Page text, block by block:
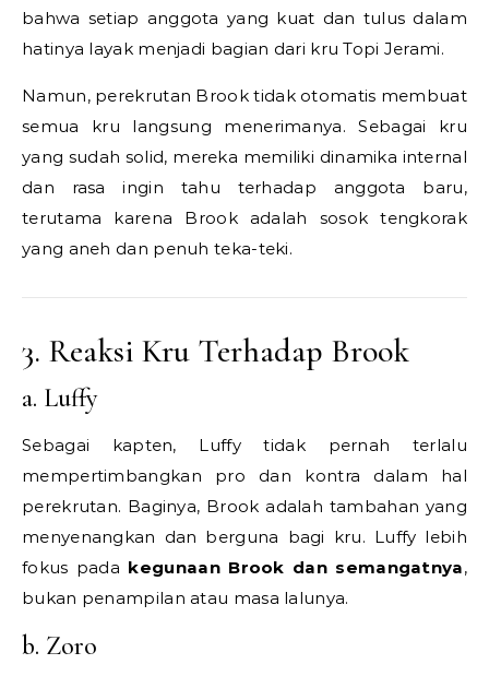
bahwa setiap anggota yang kuat dan tulus dalam
hatinya layak menjadi bagian dari kru Topi Jerami.
Namun, perekrutan Brook tidak otomatis membuat
semua kru langsung menerimanya. Sebagai kru
yang sudah solid, mereka memiliki dinamika internal
dan rasa ingin tahu terhadap anggota baru,
terutama karena Brook adalah sosok tengkorak
yang aneh dan penuh teka-teki.
3. Reaksi Kru Terhadap Brook
a. Luffy
Sebagai kapten, Luffy tidak pernah terlalu
mempertimbangkan pro dan kontra dalam hal
perekrutan. Baginya, Brook adalah tambahan yang
menyenangkan dan berguna bagi kru. Luffy lebih
fokus pada kegunaan Brook dan semangatnya,
bukan penampilan atau masa lalunya.
b. Zoro